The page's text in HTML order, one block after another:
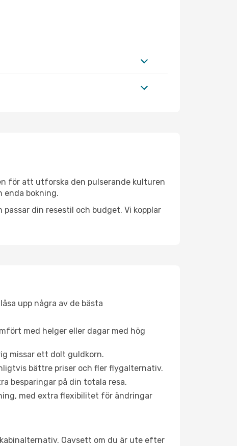
för att utforska den pulserande kulturen
enda bokning.
din resestil och budget. Vi kopplar
upp några av de bästa
med helger eller dagar med hög
missar ett dolt guldkorn.
bättre priser och fler flygalternativ.
besparingar på din totala resa.
med extra flexibilitet för ändringar
Oavsett om du är ute efter